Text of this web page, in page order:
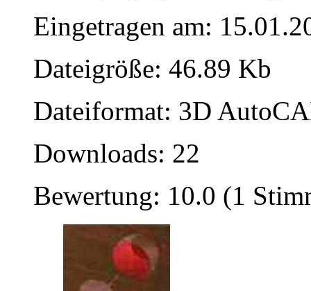
Eingetragen am:
Dateigröße: 46.89 Kb
Dateiformat: 3D
Downloads: 22
Bewertung: 10.0 (1